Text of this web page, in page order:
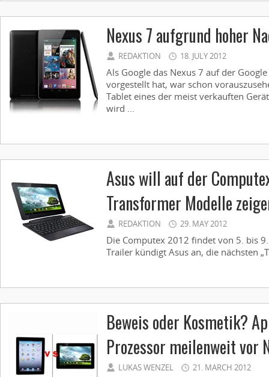
Nexus 7 aufgrund hoher
REDAKTION 18. JULY 2012
Als Google das Nexus 7 auf der
vorgestellt hat, war schon
Tablet eines der meist verkauften
wird ...
Asus will auf der
Transformer Modelle
REDAKTION 29. MAY 2012
Die Computex 2012 findet von 5. bis
Trailer kündigt Asus an, die nächsten
Beweis oder Kosmetik?
Prozessor meilenweit vor
LUKAS WENZEL 21. MARCH 2012